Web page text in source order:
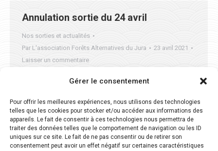
Gérer le consentement
Pour offrir les meilleures expériences, nous utilisons des technologies
telles que les cookies pour stocker et/ou accéder aux informations des
appareils. Le fait de consentir à ces technologies nous permettra de
traiter des données telles que le comportement de navigation ou les ID
uniques sur ce site. Le fait de ne pas consentir ou de retirer son
consentement peut avoir un effet négatif sur certaines caractéristiques
Annulation sortie du 24 avril
Nos sorties et actualités
Par L'association Forêts Alternatives du Jura
23 avril 2021
Laisser un commentaire
Bonjour à tous, Nous sommes malheureusement
prévue ce samedi 24 avril sur la parcelle de
Villards d’héria. La limitation des déplacements et
du nombre de participants ne nous permettent pas
de nous retrouver comme nous le souhaitions.